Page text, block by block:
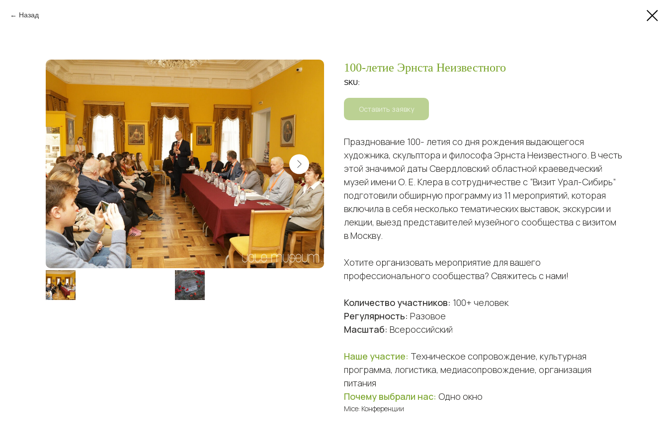
Назад
100-летие Эрнста Неизвестного
SKU:
Оставить заявку
Празднование 100- летия со дня рождения выдающегося
художника, скульптора и философа Эрнста Неизвестного. В честь
этой значимой даты Свердловский областной краеведческий
музей имени О. Е. Клера в сотрудничестве с “Визит Урал-Сибирь”
подготовили обширную программу из 11 мероприятий, которая
включила в себя несколько тематических выставок, экскурсии и
лекции, выезд представителей музейного сообщества с визитом
в Москву.
Хотите организовать мероприятие для вашего
профессионального сообщества? Свяжитесь с нами!
Количество участников: 100+ человек
Регулярность: Разовое
Масштаб: Всероссийский
Наше участие: Техническое сопровождение, культурная
программа, логистика, медиасопровождение, организация
питания
Почему выбрали нас: Одно окно
Mice: Конференции